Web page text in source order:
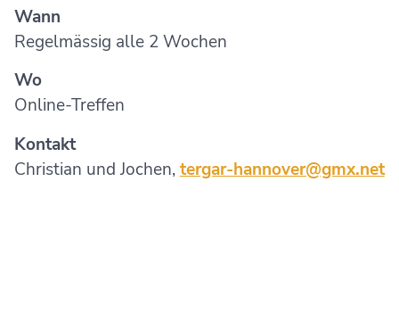
Wann
Regelmässig alle 2 Wochen
Wo
Online-Treffen
Kontakt
Christian und Jochen,tergar-hannover@gmx.net